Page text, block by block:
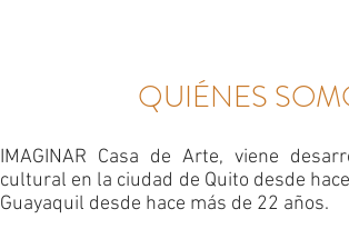
QUIÉNES
IMAGINAR Casa de Arte, viene
cultural en la ciudad de Quito desde
Guayaquil desde hace más de 22 años.